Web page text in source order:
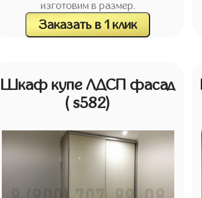
изготовим в размер.
Заказать в 1 клик
Шкаф купе ЛДСП фасад
( s582)